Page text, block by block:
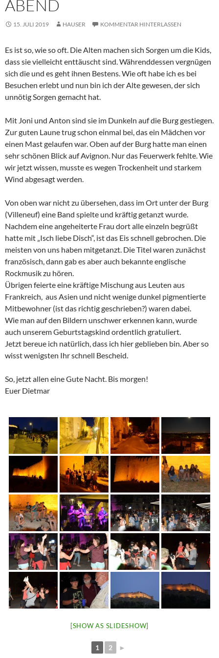
ABEND
15. JULI 2019 HAUSER KOMMENTAR HINTERLASSEN
Es ist so, wie so oft. Die Alten machen sich Sorgen um die Kids,
dass sie vielleicht enttäuscht sind. Währenddessen vergnügen
sich die und es geht ihnen Bestens. Wie oft habe ich es bei
Besuchen erlebt und nun bin ich der Alte gewesen, der sich
unnötig Sorgen gemacht hat.
Mit Joni und Anton sind sie im Dunkeln auf die Burg gestiegen.
Zur guten Laune trug schon einmal bei, das ein Mädchen vor
einen Mast gelaufen war. Oben auf der Burg hatte man einen
sehr schönen Blick auf Avignon. Nur das Feuerwerk fehlte. Wie
wir jetzt wissen, musste es wegen Trockenheit und starkem
Wind abgesagt werden.
Von oben war nicht zu übersehen, dass im Ort unter der Burg
(Villeneuf) eine Band spielte und kräftig getanzt wurde.
Nachdem eine angeheiterte Frau dort alle einzeln begrüßt
hatte mit „Isch liebe Disch“, ist das Eis schnell gebrochen. Die
meisten von uns haben mitgetanzt. Die Titel waren zunächst
französisch, dann gab es aber auch bekannte englische
Rockmusik zu hören.
Übrigen feierte eine kräftige Mischung aus Leuten aus
Frankreich, aus Asien und nicht wenige dunkel pigmentierte
Mitbewohner (ist das richtig geschrieben?) waren dabei.
Wie man auf den Bildern unschwer erkennen kann, wurde
auch unserem Geburtstagskind ordentlich gratuliert.
Jetzt bereue ich natürlich, dass ich hier geblieben bin. Aber so
wisst wenigsten Ihr schnell Bescheid.
So, jetzt allen eine Gute Nacht. Bis morgen!
Euer Dietmar
[SHOW AS SLIDESHOW]
1 2 ►